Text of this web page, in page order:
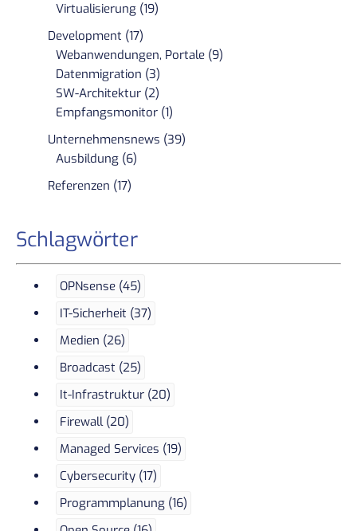
Virtualisierung (19)
Development (17)
Webanwendungen, Portale (9)
Datenmigration (3)
SW-Architektur (2)
Empfangsmonitor (1)
Unternehmensnews (39)
Ausbildung (6)
Referenzen (17)
Schlagwörter
OPNsense (45)
IT-Sicherheit (37)
Medien (26)
Broadcast (25)
It-Infrastruktur (20)
Firewall (20)
Managed Services (19)
Cybersecurity (17)
Programmplanung (16)